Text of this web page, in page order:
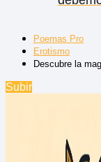
Poemas Pro
Erotismo
Descubre la
Subir